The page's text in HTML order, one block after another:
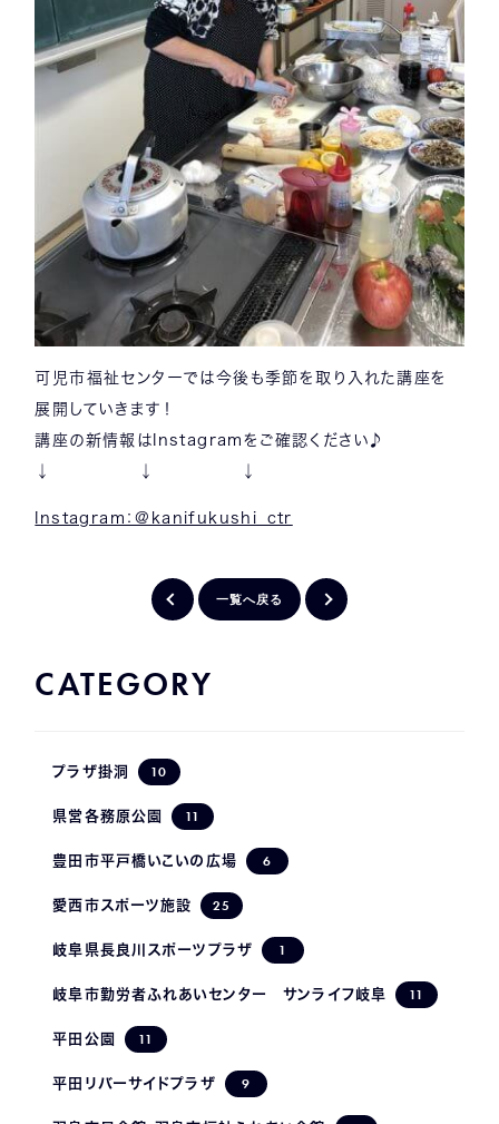
可児市福祉センターでは今後も季節を取り入れた講座を
展開していきます！
講座の新情報はInstagramをご確認ください♪
↓ ↓ ↓
Instagram：@kanifukushi_ctr
一覧へ戻る
CATEGORY
プラザ掛洞 10
県営各務原公園 11
豊田市平戸橋いこいの広場 6
愛西市スポーツ施設 25
岐阜県長良川スポーツプラザ 1
岐阜市勤労者ふれあいセンター サンライフ岐阜 11
平田公園 11
平田リバーサイドプラザ 9